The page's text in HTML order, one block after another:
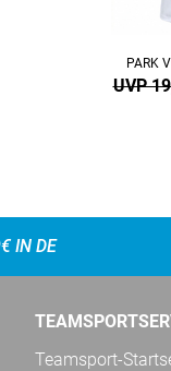
PARK
UVP
IN DE
Teamsport-